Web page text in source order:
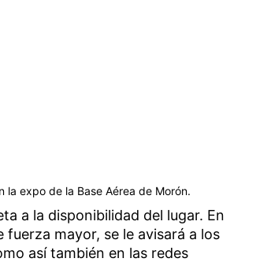
expo de la Base Aérea de Morón.
a la disponibilidad del lugar. En
mayor, se le avisará a los
así también en las redes